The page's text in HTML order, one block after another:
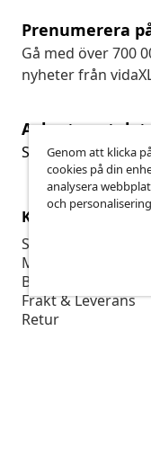
Prenumerera
Gå med över 700
nyheter från
Avbryta avtalet
Skicka in en
Kundservice
Spåra din
Mitt konto
Betalning
Frakt & Leverans
Retur
Genom att klicka
cookies på din
analysera
och